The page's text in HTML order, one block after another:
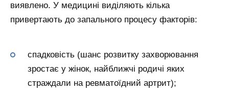
виявлено. У медицині виділяють кілька
привертають до запального процесу факторів:
спадковість (шанс розвитку захворювання
зростає у жінок, найближчі родичі яких
страждали на ревматоїдний артрит);